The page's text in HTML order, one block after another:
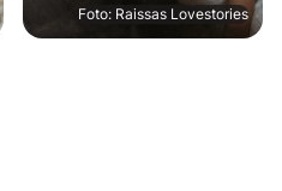
Foto: Raissas Lovestories